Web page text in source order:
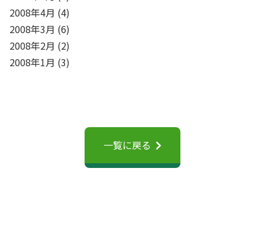
2008年4月 (4)
2008年3月 (6)
2008年2月 (2)
2008年1月 (3)
一覧に戻る